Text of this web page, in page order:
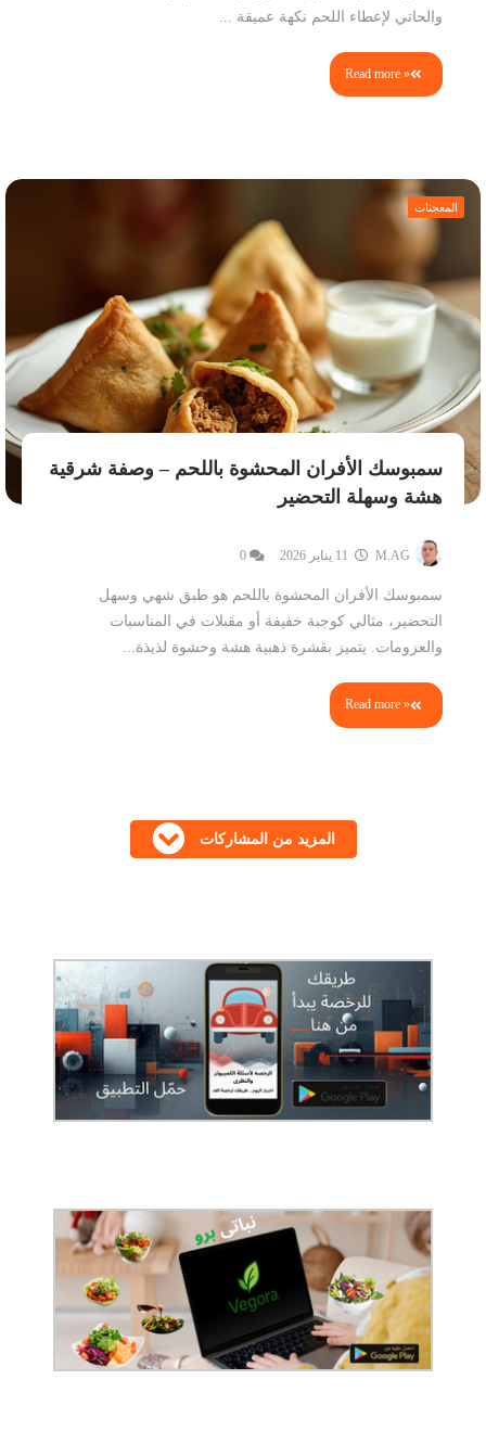
والحاتي لإعطاء اللحم نكهة عميقة ...
Read more »
المعجنات
سمبوسك الأفران المحشوة باللحم – وصفة شرقية
هشة وسهلة التحضير
M.AG
0
سمبوسك الأفران المحشوة باللحم هو طبق شهي وسهل
التحضير، مثالي كوجبة خفيفة أو مقبلات في المناسبات
والعزومات. يتميز بقشرة ذهبية هشة وحشوة لذيذة...
Read more »
المزيد من المشاركات